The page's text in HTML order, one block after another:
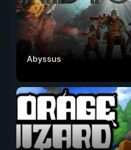
Abyssus